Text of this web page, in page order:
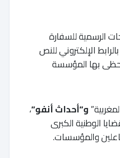
الرسمية للسفارة
الإلكتروني للنص
بها المؤسسة
و”أحداث أنفو”،
الوطنية الكبرى
والمؤسسات.